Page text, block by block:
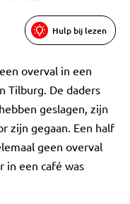
Hulp bij lezen
overval in een
Tilburg. De daders
geslagen, zijn
zijn gegaan. Een half
geen overval
in een café was